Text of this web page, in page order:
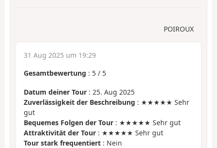
POIROUX
31 Aug 2025 um 19:29
Gesamtbewertung : 5 / 5
Datum deiner Tour : 25. Aug 2025
Zuverlässigkeit der Beschreibung : ★★★★★ Sehr
gut
Bequemes Folgen der Tour : ★★★★★ Sehr gut
Attraktivität der Tour : ★★★★★ Sehr gut
Tour stark frequentiert : Nein